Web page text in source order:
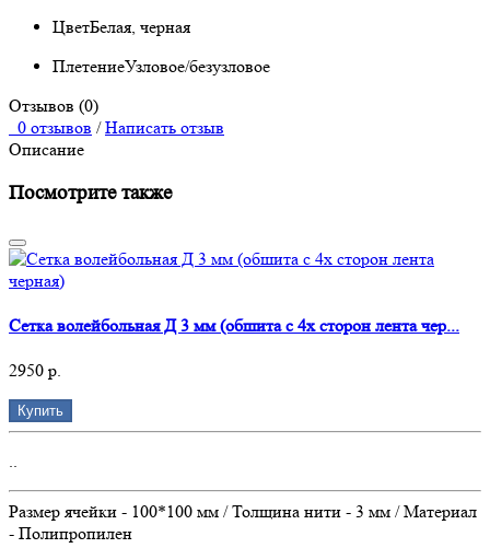
ЦветБелая, черная
ПлетениеУзловое/безузловое
Отзывов (0)
0 отзывов / Написать отзыв
Описание
Посмотрите также
Сетка волейбольная Д 3 мм (обшита с 4х сторон лента чер...
2950 р.
Купить
..
Размер ячейки - 100*100 мм / Толщина нити - 3 мм / Материал
- Полипропилен